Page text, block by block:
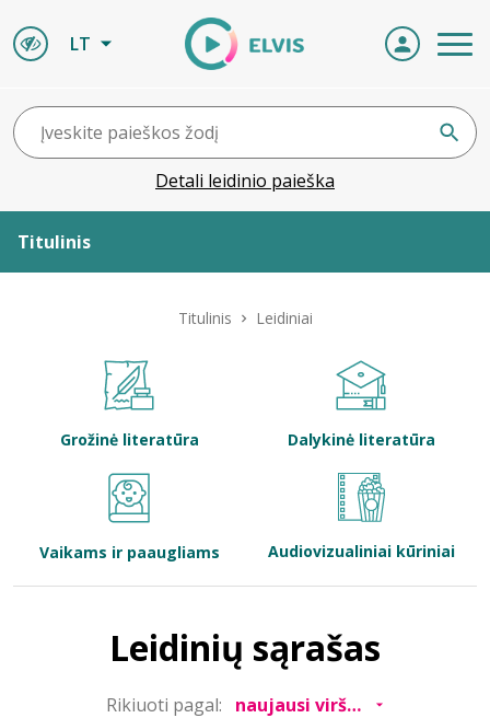
LT
Detali leidinio paieška
Titulinis
Bibliotekoms
Titulinis Leidiniai
Grožinė literatūra Dalykinė literatūra
Vaikams ir paaugliams Audiovizualiniai kūriniai
Leidinių sąrašas
Rikiuoti pagal: